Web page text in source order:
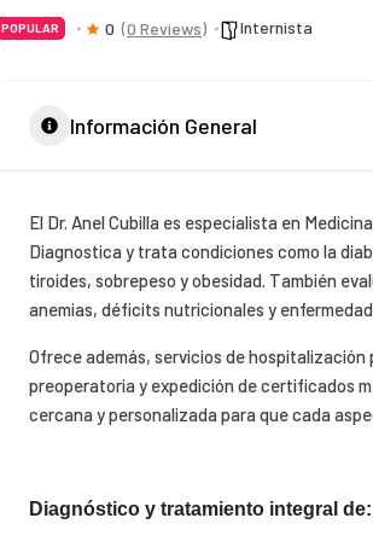
POPULAR 0 (0 Reviews) Internista
Información General
El Dr. Anel Cubilla es especialista en
Diagnostica y trata condiciones como la
tiroides, sobrepeso y obesidad. También
anemias, déficits nutricionales y
Ofrece además, servicios de hospitalización
preoperatoria y expedición de certificados
cercana y personalizada para que cada
Diagnóstico y tratamiento integral de: